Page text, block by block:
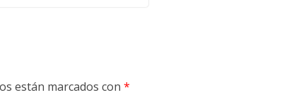
están marcados con *